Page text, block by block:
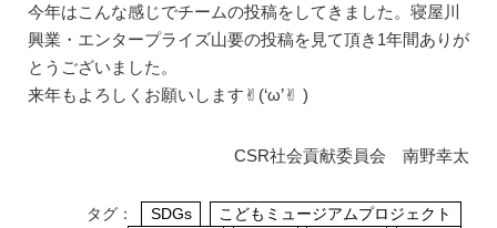
今年はこんな感じでチームの投稿をしてきました。寝屋川
興業・エンタープライズ山要の投稿を見て頂き1年間ありが
とうございました。
来年もよろしくお願いします✌︎(‘ω’✌︎ )
CSR社会貢献委員会 南野幸太
タグ： SDGs
こどもミュージアムプロジェクト